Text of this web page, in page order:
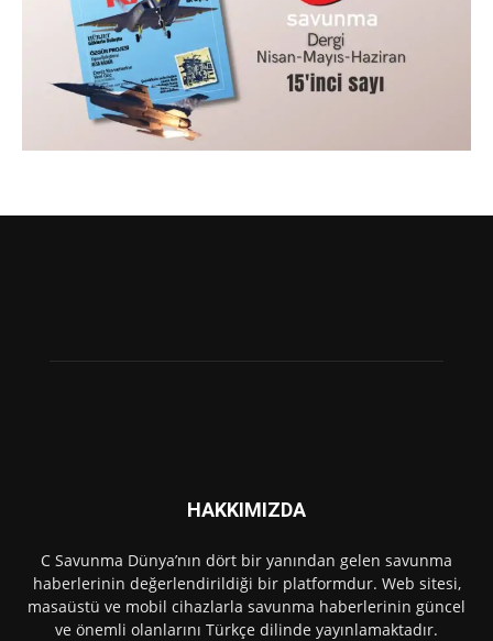
HAKKIMIZDA
C Savunma Dünya’nın dört bir yanından gelen savunma
haberlerinin değerlendirildiği bir platformdur. Web sitesi,
masaüstü ve mobil cihazlarla savunma haberlerinin güncel
ve önemli olanlarını Türkçe dilinde yayınlamaktadır.